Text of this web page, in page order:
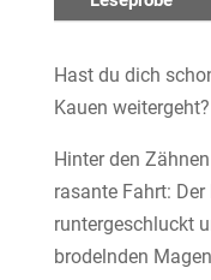
Hast du dich
Kauen weitergeht?
Hinter den
rasante Fahrt:
runtergeschluckt
brodelnden